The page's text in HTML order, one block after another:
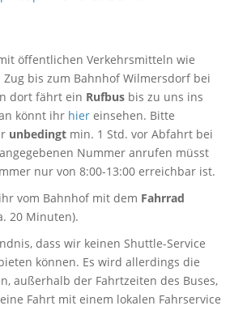
öffentlichen Verkehrsmitteln wie
bis zum Bahnhof Wilmersdorf bei
dort fährt ein Rufbus bis zu uns ins
könnt ihr hier einsehen. Bitte
unbedingt min. 1 Std. vor Abfahrt bei
Nummer anrufen müsst
nur von 8:00-13:00 erreichbar ist.
vom Bahnhof mit dem Fahrrad
20 Minuten).
dass wir keinen Shuttle-Service
können. Es wird allerdings die
außerhalb der Fahrtzeiten des Buses,
Fahrt mit einem lokalen Fahrservice